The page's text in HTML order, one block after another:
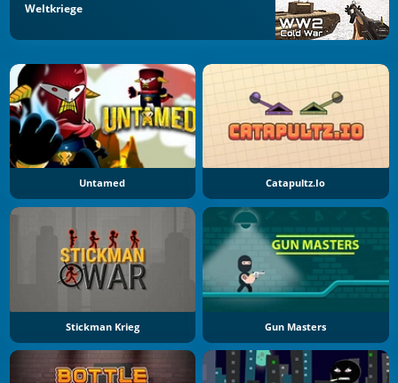
Weltkriege
Untamed Catapultz.io
Stickman Krieg Gun Masters